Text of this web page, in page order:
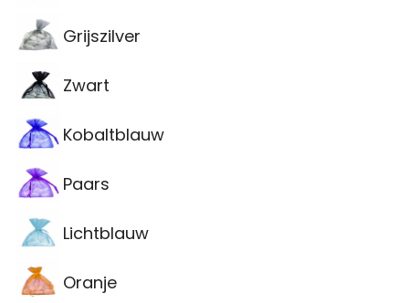
Grijszilver
Zwart
Kobaltblauw
Paars
Lichtblauw
Oranje